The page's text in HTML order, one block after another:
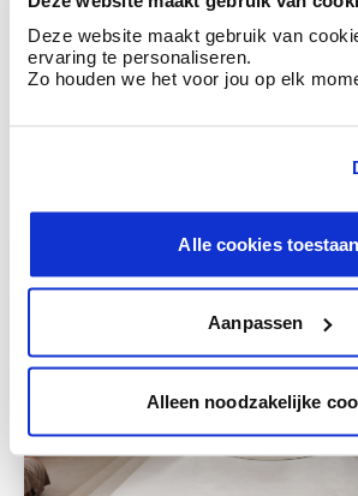
Deze website maakt gebruik van
ervaring te personaliseren.
Zo houden we het voor jou op elk
Alle cookies toestaan
Aanpassen
Alleen noodzakelijke
Calco - NDL - Kontich
Mer.09/09/2026